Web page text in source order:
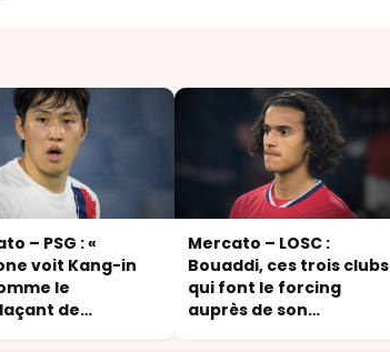
– PSG : «
voit Kang-in
le
de
Mercato – LOSC :
Bouaddi, ces trois clubs
qui font le forcing
auprès de son